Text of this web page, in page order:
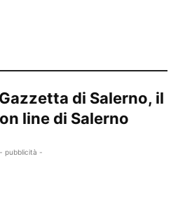
di Salerno, il
line di Salerno
- pubblicità -